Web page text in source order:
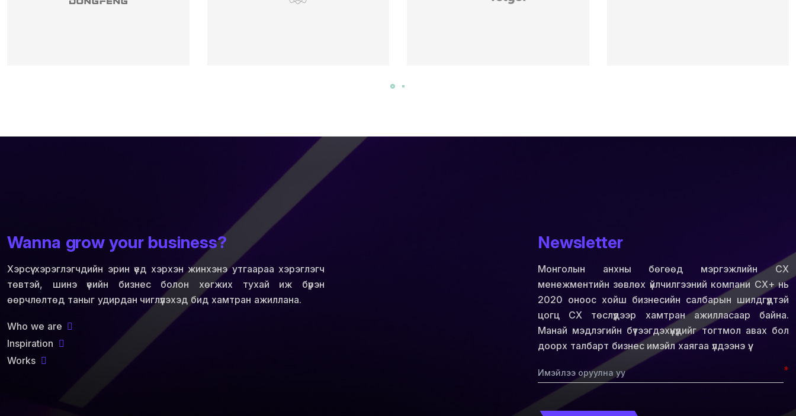
Wanna grow your business?
Хэрсүү хэрэглэгчдийн эрин үед хэрхэн жинхэнэ утгаараа хэрэглэгч
төвтэй, шинэ үеийн бизнес болон хөгжих тухай иж бүрэн
өөрчлөлтөд таныг удирдан чиглүүлэхэд бид хамтран ажиллана.
Who we are
Inspiration
Works
Newsletter
Монголын анхны бөгөөд мэргэжлийн СХ
менежментийн зөвлөх үйлчилгээний компани СХ+ нь
2020 оноос хойш бизнесийн салбарын шилдгүүдтэй
цогц СХ төслүүдээр хамтран ажилласаар байна.
Манай мэдлэгийн бүтээгдэхүүнүүдийг тогтмол авах бол
доорх талбарт бизнес имэйл хаягаа үлдээнэ үү.
*